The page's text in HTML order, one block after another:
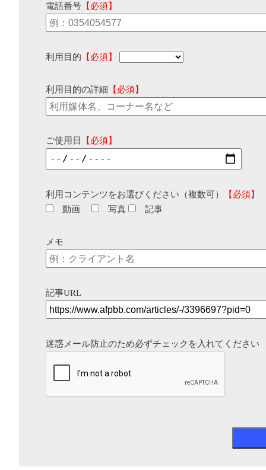
電話番号 【必須】
利用目的 【必須】
利用目的の詳細 【必須】
ご使用日 【必須】
利用コンテンツをお選びください（複数可）
【必須】
動画
写真 記事
メモ
記事URL
迷惑メール防止のため必ずチェックを入れてください